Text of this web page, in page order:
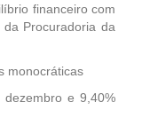
financeiro com
Procuradoria da
monocráticas
e 9,40%